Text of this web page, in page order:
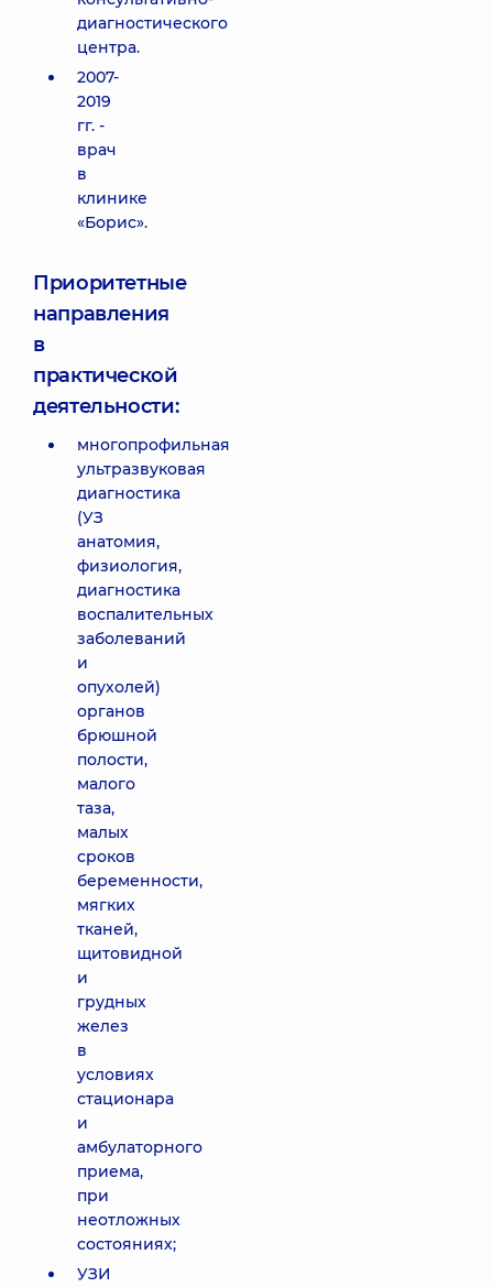
диагностического
центра.
2007-
2019
гг. -
врач
в
клинике
«Борис».
Приоритетные
направления
в
практической
деятельности:
многопрофильная
ультразвуковая
диагностика
(УЗ
анатомия,
физиология,
диагностика
воспалительных
заболеваний
и
опухолей)
органов
брюшной
полости,
малого
таза,
малых
сроков
беременности,
мягких
тканей,
щитовидной
и
грудных
желез
в
условиях
стационара
и
амбулаторного
приема,
при
неотложных
состояниях;
УЗИ